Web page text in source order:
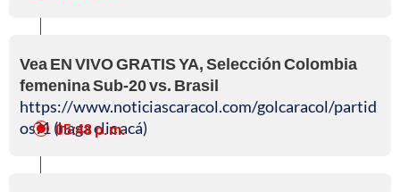
Vea EN VIVO GRATIS YA, Selección Colombia
femenina Sub-20 vs. Brasil
https://www.noticiascaracol.com/golcaracol/partid
os?1 (haga clic acá)
05:48 p. m.